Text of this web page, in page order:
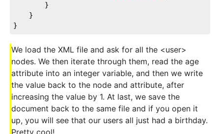
        }
    }
}
We load the XML file and ask for all the <user>
nodes. We then iterate through them, read the age
attribute into an integer variable, and then we write
the value back to the node and attribute, after
increasing the value by 1. At last, we save the
document back to the same file and if you open it
up, you will see that our users all just had a birthday.
Pretty cool!